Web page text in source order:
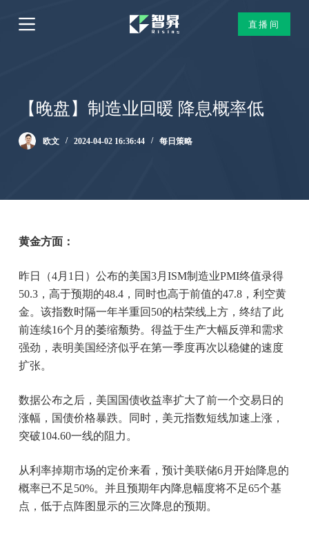
跳
过
直播间
【晚盘】制造业回暖 降息概率低
欧文 2024-04-02 16:36:44 每日策略
黄金方面：
昨日（4月1日）公布的美国3月ISM制造业PMI终值录得
50.3，高于预期的48.4，同时也高于前值的47.8，利空黄
金。该指数时隔一年半重回50的枯荣线上方，终结了此
前连续16个月的萎缩颓势。得益于生产大幅反弹和需求
强劲，表明美国经济似乎在第一季度再次以稳健的速度
扩张。
数据公布之后，美国国债收益率扩大了前一个交易日的
涨幅，国债价格暴跌。同时，美元指数短线加速上涨，
突破104.60一线的阻力。
从利率掉期市场的定价来看，预计美联储6月开始降息的
概率已不足50%。并且预期年内降息幅度将不足65个基
点，低于点阵图显示的三次降息的预期。